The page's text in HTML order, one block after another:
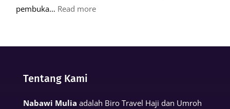
pembuka… Read more:
Muslim
Tentang Kami
Nabawi Mulia adalah Biro Travel Haji dan Umroh